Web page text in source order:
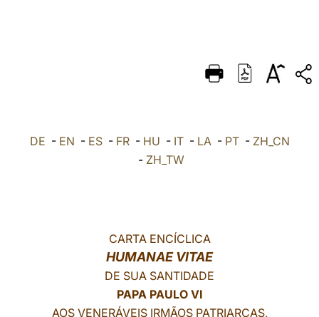
DEUTSCH
العربيّة DE - EN - ES- FR- HU - IT- LA- PT- ZH_CN
- ZH_TW
CARTA ENCÍCLICA
HUMANAE VITAE
DE SUA SANTIDADE
PAPA PAULO VI
AOS VENERÁVEIS IRMÃOS PATRIARCAS,